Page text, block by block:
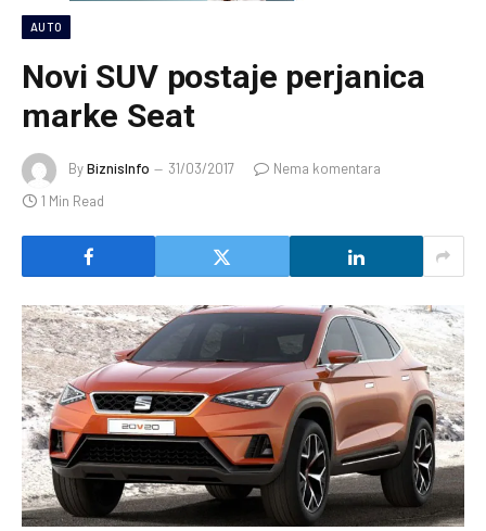
AUTO
Novi SUV postaje perjanica
marke Seat
ByBiznisInfo 31/03/2017
Nema komentara
1 Min Read